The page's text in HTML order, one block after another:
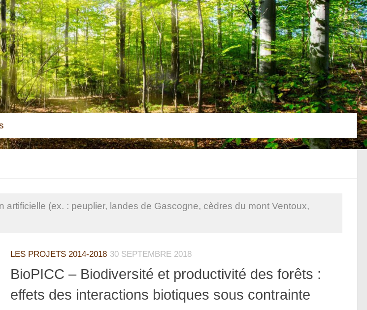
artificielle (ex. : peuplier, landes de Gascogne, cèdres du mont Ventoux,
LES PROJETS 2014-2018 30 SEPTEMBRE 2018
BioPICC – Biodiversité et productivité des forêts :
effets des interactions biotiques sous contrainte